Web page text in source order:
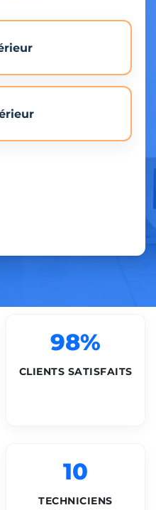
98%
CLIENTS SATISFAITS
10
TECHNICIENS